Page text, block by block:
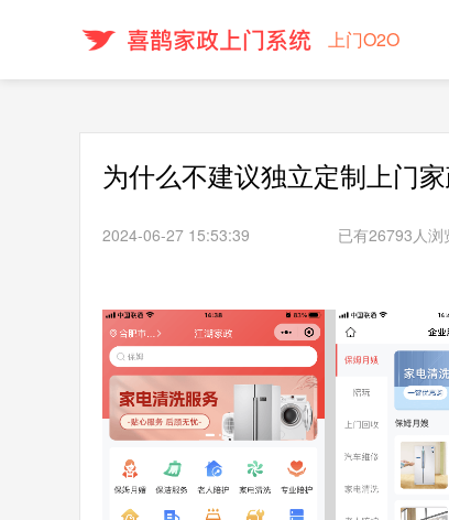
上门O2O
为什么不建议独立定制上门
2024-06-27 15:53:39 已有26793人浏